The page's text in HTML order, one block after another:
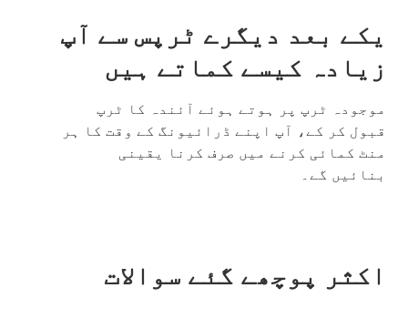
یکے بعد دیگرے ٹرپس سے آپ
زیادہ کیسے کماتے ہیں
موجودہ ٹرپ پر ہوتے ہوئے آئندہ کا ٹرپ
قبول کر کے، آپ اپنے ڈرائیونگ کے وقت کا ہر
منٹ کمائی کرنے میں صرف کرنا یقینی
بنائیں گے۔
اکثر پوچھے گئے سوالات